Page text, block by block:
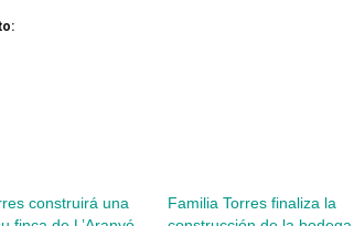
construirá una
Familia Torres finaliza la